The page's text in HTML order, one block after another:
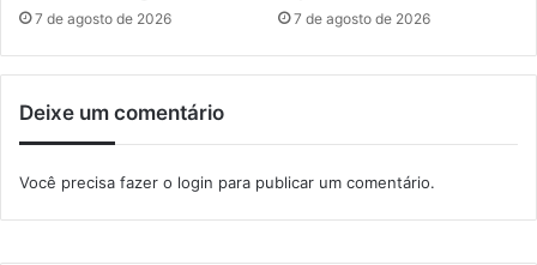
o
o
e
i
r
o
7 de agosto de 2026 7 de agosto de 2026
Deixe um comentário
Você precisa fazer o login para publicar um comentário.